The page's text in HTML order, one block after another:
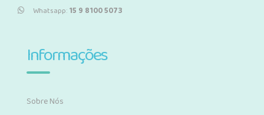
Whatsapp:15 9 8100 5073
Informações
Sobre Nós